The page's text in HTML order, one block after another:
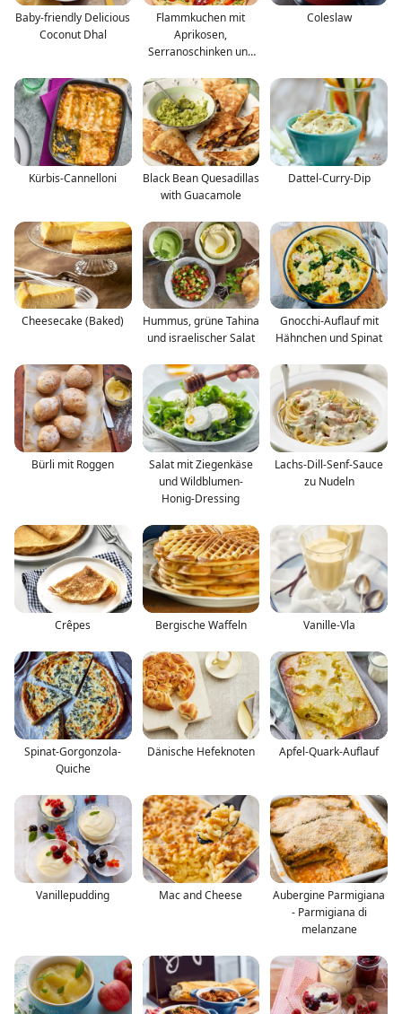
Baby-friendly Delicious
Coconut Dhal
Flammkuchen mit
Aprikosen,
Serranoschinken und
Coleslaw
Kürbis-Cannelloni
Black Bean Quesadillas
with Guacamole
Dattel-Curry-Dip
Cheesecake (Baked)
Hummus, grüne Tahina
und israelischer Salat
Gnocchi-Auflauf mit
Hähnchen und Spinat
Bürli mit Roggen
Salat mit Ziegenkäse
und Wildblumen-
Honig-Dressing
Lachs-Dill-Senf-Sauce
zu Nudeln
Crêpes Bergische Waffeln Vanille-Vla
Spinat-Gorgonzola-
Quiche
Dänische Hefeknoten Apfel-Quark-Auflauf
Vanillepudding Mac and Cheese
Aubergine Parmigiana
- Parmigiana di
melanzane